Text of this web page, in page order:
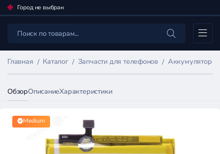
Город не выбран
Каталог
Главная Каталог Запчасти для телефонов Аккумуляторы
ОбзорОписаниеХарактеристики
Medium